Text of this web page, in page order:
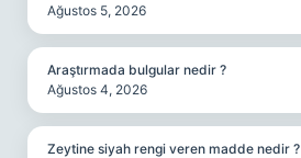
Ağustos 5, 2026
Araştırmada bulgular nedir ?
Ağustos 4, 2026
Zeytine siyah rengi veren madde nedir ?